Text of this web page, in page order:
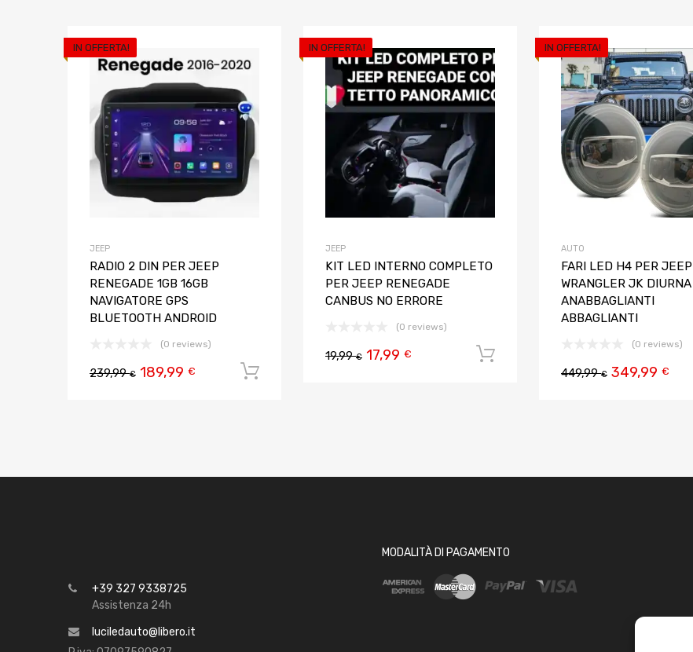
IN OFFERTA!
Aggiungi ai preferiti
Aggiungi al confronto
JEEP
RADIO 2 DIN PER JEEP
RENEGADE 1GB 16GB
NAVIGATORE GPS
BLUETOOTH ANDROID
(0 reviews)
239,99€ 189,99 €
IN OFFERTA!
Aggiungi ai preferiti
Aggiungi al confronto
JEEP
KIT LED INTERNO COMPLETO
PER JEEP RENEGADE
CANBUS NO ERRORE
(0 reviews)
19,99€ 17,99 €
IN OFFERTA!
AUTO
FARI LED H4 PER JEEP
WRANGLER JK DIURNA
ANABBAGLIANTI
ABBAGLIANTI
(0 reviews)
449,99€ 349,99 €
+39 327 9338725
Assistenza 24h
luciledauto@libero.it
MODALITÀ DI PAGAMENTO